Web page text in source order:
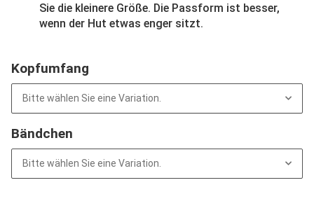
Sie die kleinere Größe. Die Passform ist besser,
wenn der Hut etwas enger sitzt.
Kopfumfang
Bitte wählen Sie eine Variation.
Bändchen
Bitte wählen Sie eine Variation.